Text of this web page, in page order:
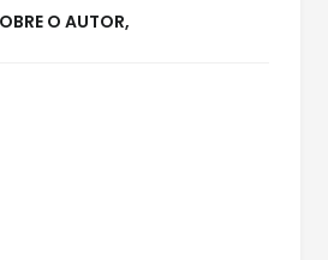
O AUTOR,